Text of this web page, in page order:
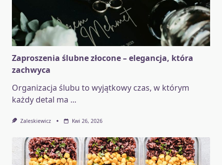
Zaproszenia ślubne złocone – elegancja, która
zachwyca
Organizacja ślubu to wyjątkowy czas, w którym
każdy detal ma ...
Zaleskiewicz Kwi 26, 2026